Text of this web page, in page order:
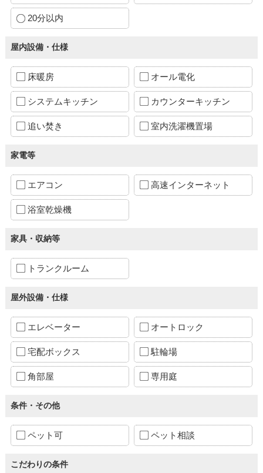
20分以内
屋内設備・仕様
床暖房 オール電化
システムキッチン カウンターキッチン
追い焚き 室内洗濯機置場
家電等
エアコン 高速インターネット
浴室乾燥機
家具・収納等
トランクルーム
屋外設備・仕様
エレベーター オートロック
宅配ボックス 駐輪場
角部屋 専用庭
条件・その他
ペット可 ペット相談
こだわりの条件